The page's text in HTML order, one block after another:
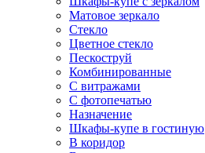
Матовое зеркало
Стекло
Цветное стекло
Пескоструй
Комбинированные
С витражами
С фотопечатью
Назначение
Шкафы-купе в гостиную
В коридор